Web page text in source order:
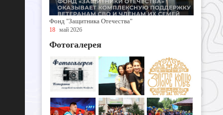
Фонд "Защитника Отечества"
18 май 2026
Фотогалерея